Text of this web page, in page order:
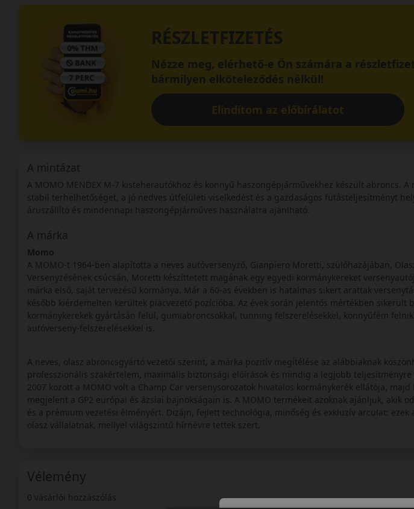
RÉSZLETFIZETÉS
Nézze meg, elérhető-e Ön számára a
bármilyen elköteleződés nélkül!
Elindítom az előbírálatot
A mintázat
A MOMO MENDEX M-7 kisteherautókhoz és könnyű haszongépjárművekhez készült abroncs.
stabil terhelhetőséget, a jó nedves útfelületi viselkedést és a gazdaságos futásteljesítményt
áruszállító és mindennapi haszongépjárműves használatra ajánlható.
A márka
Momo
A MOMO-t 1964-ben alapította a neves autóversenyző, Gianpiero Moretti, szülőhazájában,
Versenyzésének csúcsán, Moretti készíttetett magának egy egyedi kormánykereket
márka első, saját tervezésű kormánya. Már a 60-as években is hatalmas sikert arattak
később kiérdemelten kerültek piacvezető pozícióba. Az évek során jelentős mértékben sikerült
kormánykerekek gyártásán felül, gumiabroncsokkal, tunning felszerelésekkel, könnyűfém
autóverseny-felszerelésekkel is.
A neves, olasz abroncsgyártó vezetői szerint, a márka pozitív megítélése az alábbiaknak
professzionális szakértelem, maximális biztonsági előírások és mindig a legjobb teljesítményre
2007 között a MOMO volt a Champ Car versenysorozatok hivatalos kormánykerék ellátója,
megjelent a GP2 európai és ázsiai bajnokságain is. A MOMO termékeit azoknak ajánljuk, akik
és a prémium vezetési élményért. Dizájn, fejlett technológia, minőség és exkluzív arculat: ezek
olasz vállalatnak, mellyel világszintű hírnévre tettek szert.
Vélemény
0 vásárlói hozzászólás